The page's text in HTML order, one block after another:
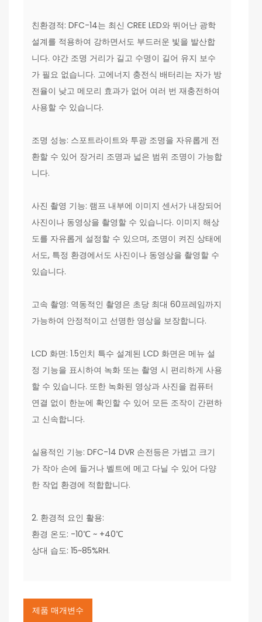
친환경적: DFC-14는 최신 CREE LED와 뛰어난 광학
설계를 적용하여 강하면서도 부드러운 빛을 발산합
니다. 야간 조명 거리가 길고 수명이 길어 유지 보수
가 필요 없습니다. 고에너지 충전식 배터리는 자가 방
전율이 낮고 메모리 효과가 없어 여러 번 재충전하여
사용할 수 있습니다.
조명 성능: 스포트라이트와 투광 조명을 자유롭게 전
환할 수 있어 장거리 조명과 넓은 범위 조명이 가능합
니다.
사진 촬영 기능: 램프 내부에 이미지 센서가 내장되어
사진이나 동영상을 촬영할 수 있습니다. 이미지 해상
도를 자유롭게 설정할 수 있으며, 조명이 켜진 상태에
서도, 특정 환경에서도 사진이나 동영상을 촬영할 수
있습니다.
고속 촬영: 역동적인 촬영은 초당 최대 60프레임까지
가능하여 안정적이고 선명한 영상을 보장합니다.
LCD 화면: 1.5인치 특수 설계된 LCD 화면은 메뉴 설
정 기능을 표시하여 녹화 또는 촬영 시 편리하게 사용
할 수 있습니다. 또한 녹화된 영상과 사진을 컴퓨터
연결 없이 한눈에 확인할 수 있어 모든 조작이 간편하
고 신속합니다.
실용적인 기능: DFC-14 DVR 손전등은 가볍고 크기
가 작아 손에 들거나 벨트에 메고 다닐 수 있어 다양
한 작업 환경에 적합합니다.
2. 환경적 요인 활용:
환경 온도: -10℃ ~ +40℃
상대 습도: 15~85%RH.
제품 매개변수